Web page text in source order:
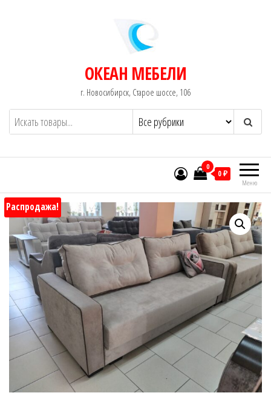
ОКЕАН МЕБЕЛИ
г. Новосибирск, Старое шоссе, 106
Меню
0
0 ₽
Распродажа!